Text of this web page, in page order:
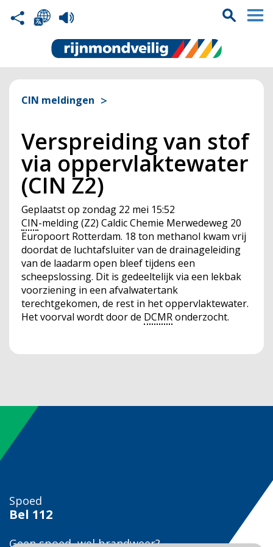
CIN meldingen
Verspreiding van stof
via oppervlaktewater
(CIN Z2)
Geplaatst op zondag 22 mei 15:52
CIN-melding (Z2) Caldic Chemie Merwedeweg 20
Europoort Rotterdam. 18 ton methanol kwam vrij
doordat de luchtafsluiter van de drainageleiding
van de laadarm open bleef tijdens een
scheepslossing. Dit is gedeeltelijk via een lekbak
voorziening in een afvalwatertank
terechtgekomen, de rest in het oppervlaktewater.
Het voorval wordt door de DCMRonderzocht.
Spoed
Bel 112
Geen spoed, wel brandweer?